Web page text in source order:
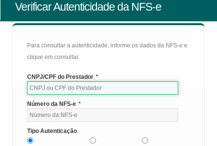
Verificar Autenticidade da NFS-e
Para consultar a autenticidade, informe os dados da NFS-e e
clique em consultar.
CNPJ/CPF do Prestador *
Número da NFS-e *
Tipo Autenticação